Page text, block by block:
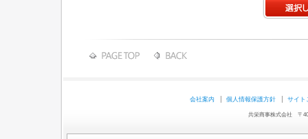
会社案内 個人情報保護方針 サイト
共栄商事株式会社 〒